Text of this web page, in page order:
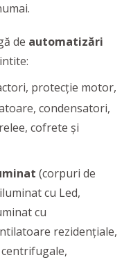
de automatizări
protecție motor,
condensatori,
cofrete și
(corpuri de
cu Led,
cu
rezidențiale,